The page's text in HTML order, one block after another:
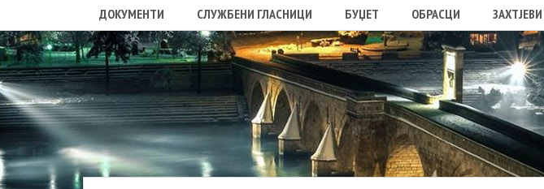
ДОКУМЕНТИ СЛУЖБЕНИ ГЛАСНИЦИ БУЏЕТ ОБРАСЦИ ЗАХТЈЕВИ